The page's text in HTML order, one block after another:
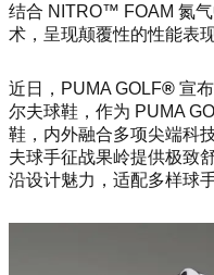
结合 NITRO™ FOAM 氮
术，呈现颠覆性的性能表现
近日，PUMA GOLF® 宣
尔夫球鞋，作为 PUMA
鞋，内外融合多项尖端科
夫球手征战果岭提供极致
沿设计魅力，适配多样球手